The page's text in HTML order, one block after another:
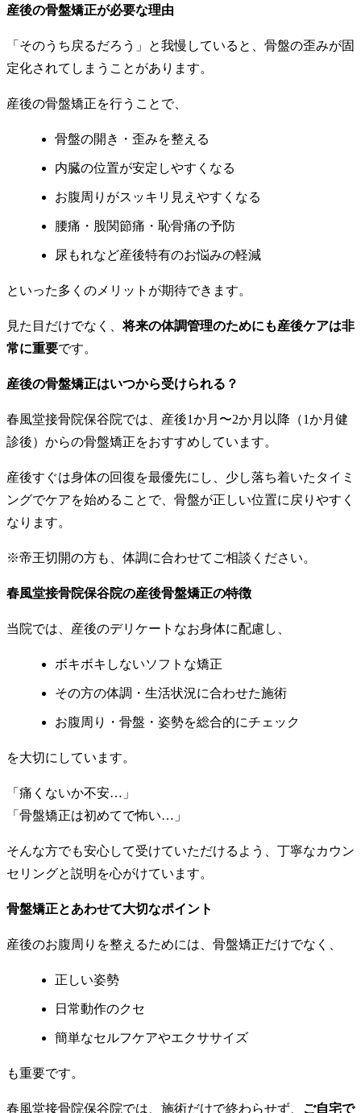
産後の骨盤矯正が必要な理由
「そのうち戻るだろう」と我慢していると、骨盤の歪みが固
定化されてしまうことがあります。
産後の骨盤矯正を行うことで、
骨盤の開き・歪みを整える
内臓の位置が安定しやすくなる
お腹周りがスッキリ見えやすくなる
腰痛・股関節痛・恥骨痛の予防
尿もれなど産後特有のお悩みの軽減
といった多くのメリットが期待できます。
見た目だけでなく、将来の体調管理のためにも産後ケアは非
常に重要です。
産後の骨盤矯正はいつから受けられる？
春風堂接骨院保谷院では、産後1か月〜2か月以降（1か月健
診後）からの骨盤矯正をおすすめしています。
産後すぐは身体の回復を最優先にし、少し落ち着いたタイミ
ングでケアを始めることで、骨盤が正しい位置に戻りやすく
なります。
※帝王切開の方も、体調に合わせてご相談ください。
春風堂接骨院保谷院の産後骨盤矯正の特徴
当院では、産後のデリケートなお身体に配慮し、
ボキボキしないソフトな矯正
その方の体調・生活状況に合わせた施術
お腹周り・骨盤・姿勢を総合的にチェック
を大切にしています。
「痛くないか不安…」
「骨盤矯正は初めてで怖い…」
そんな方でも安心して受けていただけるよう、丁寧なカウン
セリングと説明を心がけています。
骨盤矯正とあわせて大切なポイント
産後のお腹周りを整えるためには、骨盤矯正だけでなく、
正しい姿勢
日常動作のクセ
簡単なセルフケアやエクササイズ
も重要です。
春風堂接骨院保谷院では、施術だけで終わらせず、 ご自宅で